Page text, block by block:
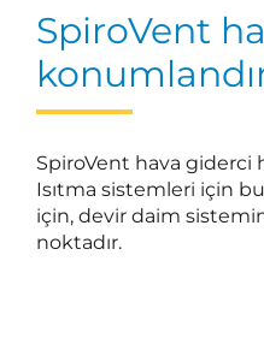
SpiroVent
SpiroVent hava giderci
Isıtma sistemleri için
için, devir daim
noktadır.